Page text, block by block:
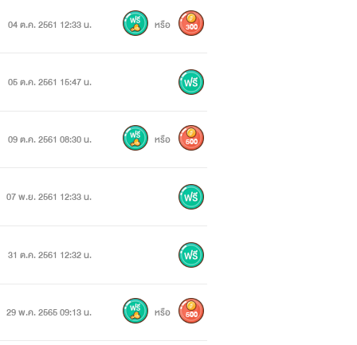
04 ต.ค. 2561 12:33 น. หรือ 300
05 ต.ค. 2561 15:47 น.
09 ต.ค. 2561 08:30 น. หรือ 500
07 พ.ย. 2561 12:33 น.
31 ต.ค. 2561 12:32 น.
29 พ.ค. 2565 09:13 น. หรือ 500